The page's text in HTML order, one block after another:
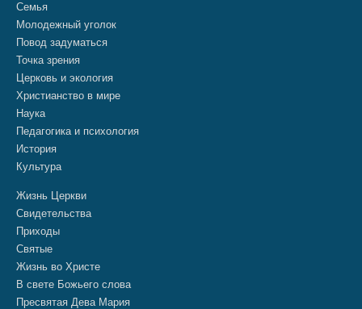
Семья
Молодежный уголок
Повод задуматься
Точка зрения
Церковь и экология
Христианство в мире
Наука
Педагогика и психология
История
Культура
Жизнь Церкви
Свидетельства
Приходы
Святые
Жизнь во Христе
В свете Божьего слова
Пресвятая Дева Мария